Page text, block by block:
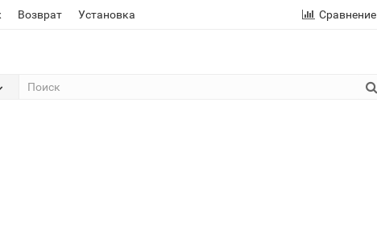
Возврат Установка Сравнение